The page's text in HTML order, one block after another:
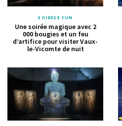
SOIRÉES FUN
Une soirée magique avec 2
000 bougies et un feu
d’artifice pour visiter Vaux-
le-Vicomte de nuit